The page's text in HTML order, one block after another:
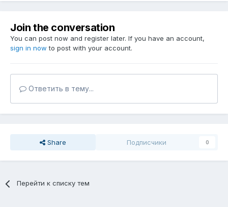
Join the conversation
You can post now and register later. If you have an account,
sign in now to post with your account.
Ответить в тему...
Share Подписчики 0
Перейти к списку тем